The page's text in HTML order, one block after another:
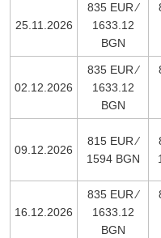
25.11.2026
835 EUR ∕
1633.12
BGN
02.12.2026
835 EUR ∕
1633.12
BGN
09.12.2026
815 EUR ∕
1594 BGN
16.12.2026
835 EUR ∕
1633.12
BGN